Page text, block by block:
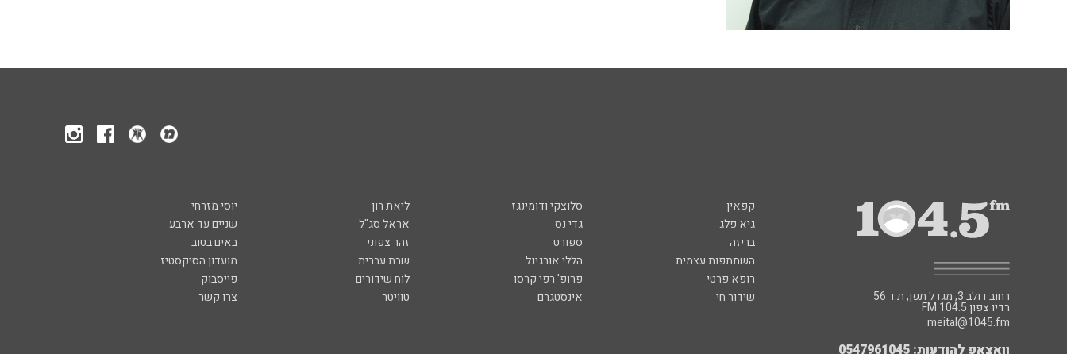
קפאין סלוצקי ודומינגז ליאת רון
יוסי מזרחי
גיא פלג
גדי נס אראל סג"ל
שניים עד ארבע
בריזה
ספורט זהר צפוני
באים בטוב
השתתפות עצמית
הללי אורגינל שבת עברית
מועדון הסיקסטיז
רופא פרטי
פרופ' רפי קרסו לוח שידורים
פייסבוק
שידור חי
אינסטגרם טוויטר צרו קשר רחוב דולב 3, מגדל תפן, ת.ד 56
FM רדיו צפון 104.5
meital@1045.fm
וואצאפ להודעות: 0547961045